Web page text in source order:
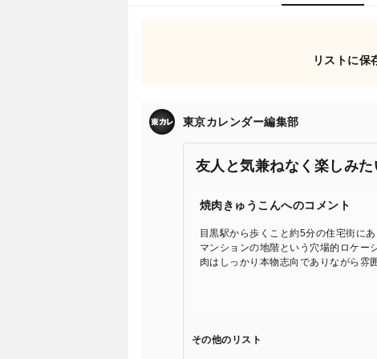
リストに保
東京カレンダー編集部
友人と気兼ねなく楽しみた
焼肉きゅうこんへのコメント
目黒駅から歩くこと約5分の住宅街に
マンションの地階という穴場的ロケー
肉はしっかり本物志向でありながら
その他のリスト